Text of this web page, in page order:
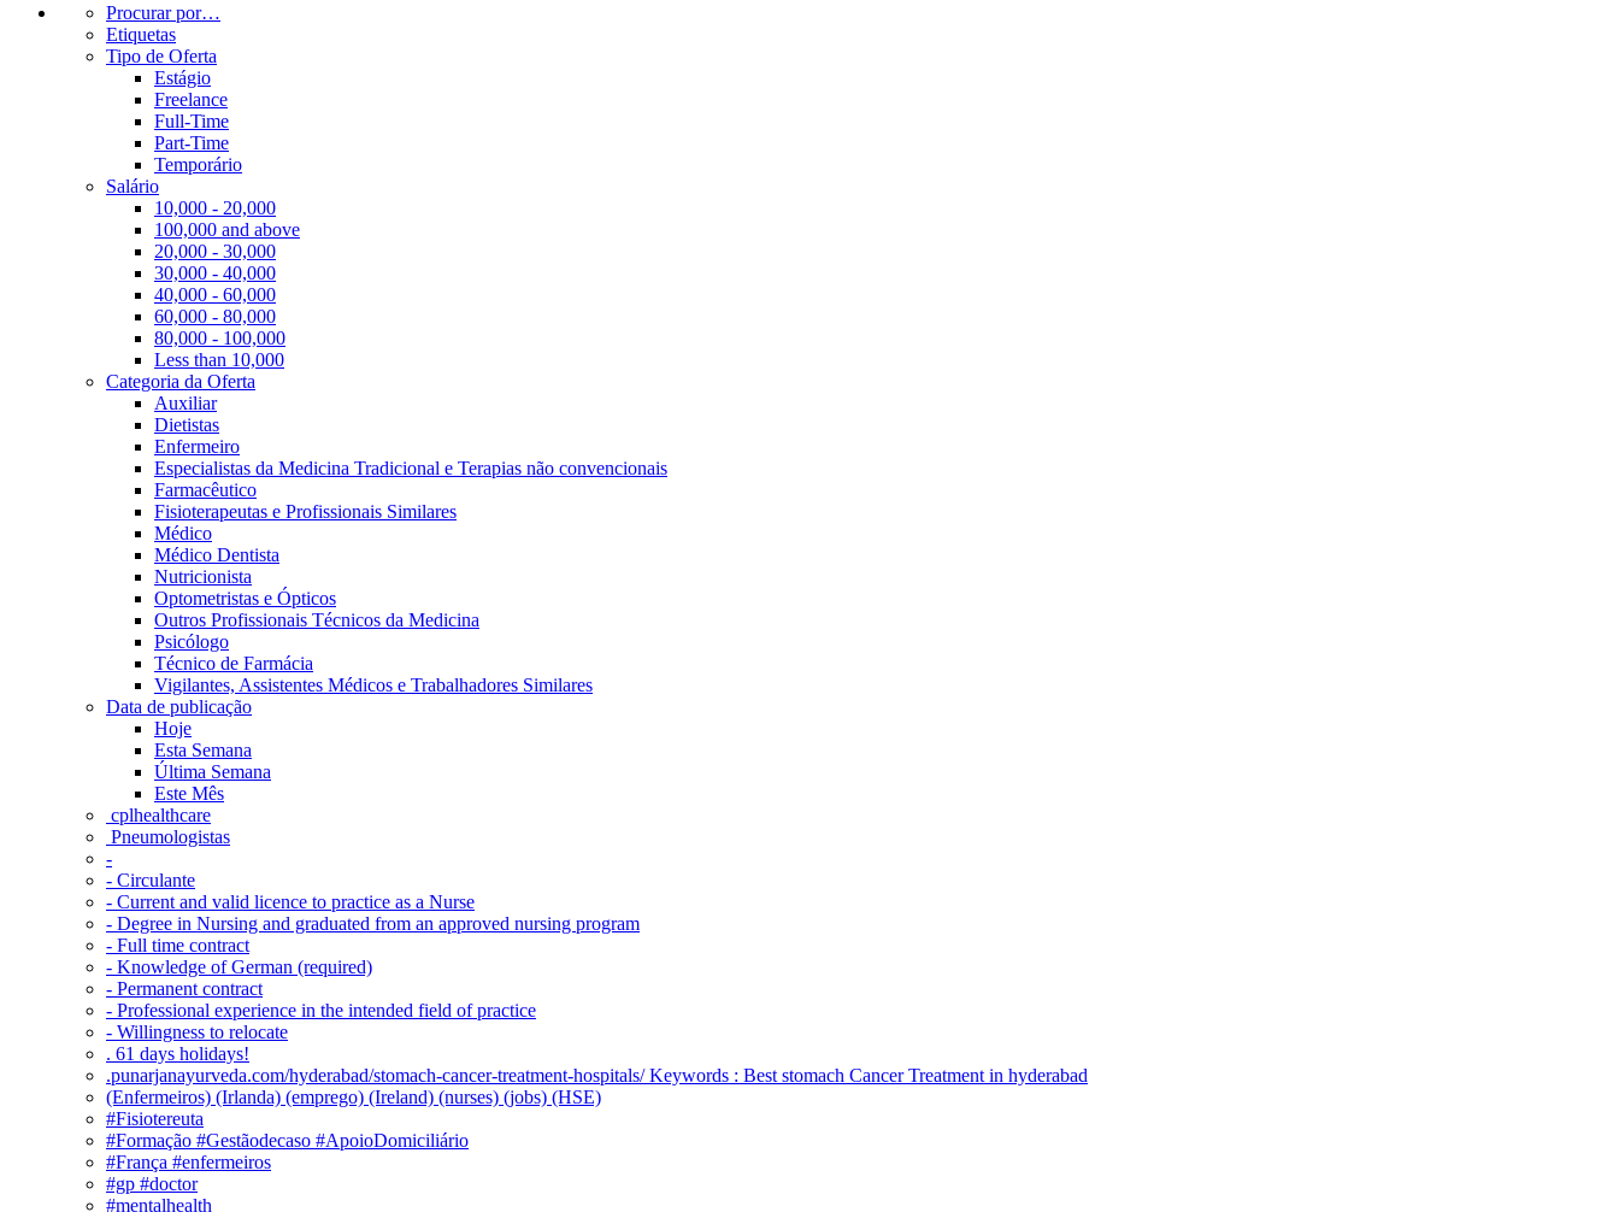
Procurar por…
Etiquetas
Tipo de Oferta
Estágio
Freelance
Full-Time
Part-Time
Temporário
Salário
10,000 - 20,000
100,000 and above
20,000 - 30,000
30,000 - 40,000
40,000 - 60,000
60,000 - 80,000
80,000 - 100,000
Less than 10,000
Categoria da Oferta
Auxiliar
Dietistas
Enfermeiro
Especialistas da Medicina Tradicional e Terapias não convencionais
Farmacêutico
Fisioterapeutas e Profissionais Similares
Médico
Médico Dentista
Nutricionista
Optometristas e Ópticos
Outros Profissionais Técnicos da Medicina
Psicólogo
Técnico de Farmácia
Vigilantes, Assistentes Médicos e Trabalhadores Similares
Data de publicação
Hoje
Esta Semana
Última Semana
Este Mês
‎ cplhealthcare‬
Pneumologistas
-
- Circulante
- Current and valid licence to practice as a Nurse
- Degree in Nursing and graduated from an approved nursing program
- Full time contract
- Knowledge of German (required)
- Permanent contract
- Professional experience in the intended field of practice
- Willingness to relocate
. 61 days holidays!
.punarjanayurveda.com/hyderabad/stomach-cancer-treatment-hospitals/ Keywords : Best stomach Cancer Treatment in hyderabad
(Enfermeiros) (Irlanda) (emprego) (Ireland) (nurses) (jobs) (HSE)
#Fisiotereuta
#Formação #Gestãodecaso #ApoioDomiciliário
#França #enfermeiros
#gp #doctor
#mentalhealth